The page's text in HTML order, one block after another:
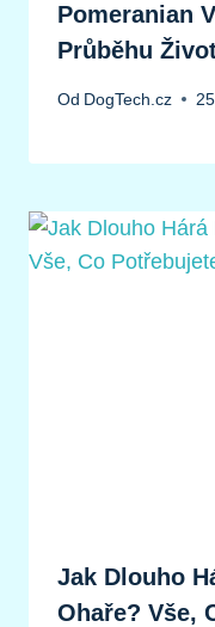
Pomeranian
Průběhu
Od DogTech.cz
Jak Dlouho
Ohaře? Vše,